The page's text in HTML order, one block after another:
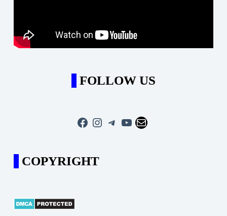
FOLLOW US
Facebook
Instagram
Telegram
YouTube
Mail
COPYRIGHT